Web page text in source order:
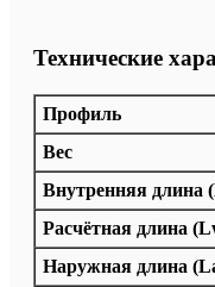
Технические
Профиль
Вес
Внутренняя длина
Расчётная длина
Наружная длина